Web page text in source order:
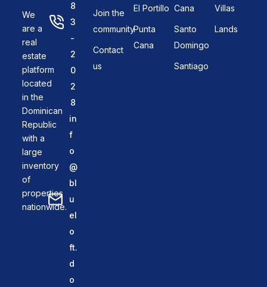
We
are a
real
estate
platform
located
in the
Dominican
Republic
with a
large
inventory
of
properties
nationwide.
8
3
-
2
0
2
8
in
f
o
@
bl
u
el
o
ft.
d
o
Join the
community
Contact
us
El Portillo
Punta
Cana
Cana
Santo
Domingo
Santiago
Villas
Lands